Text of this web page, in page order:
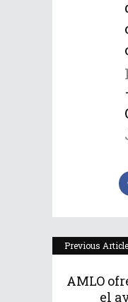
Previous Article
AMLO
el